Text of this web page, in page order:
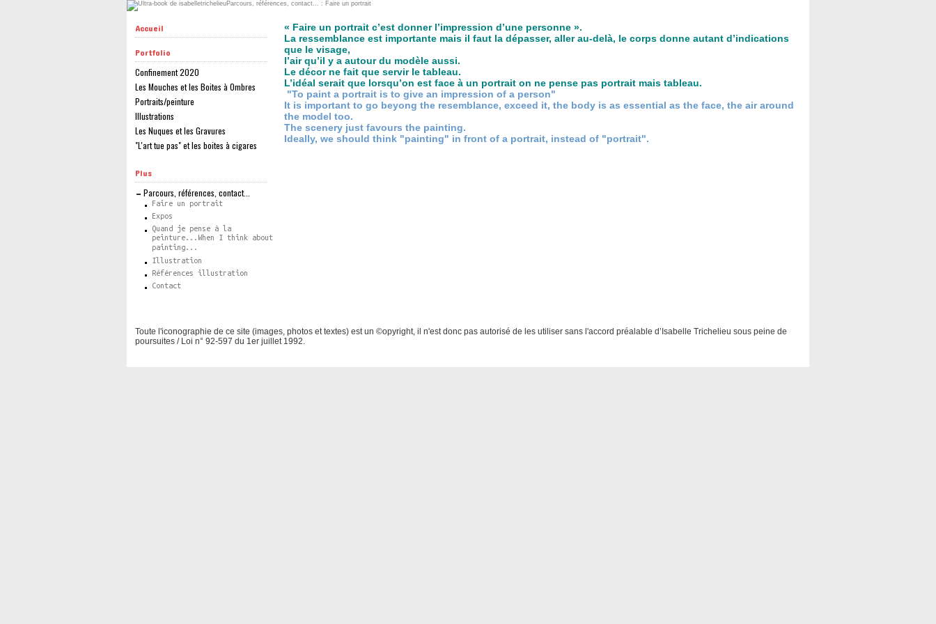
Accueil
Portfolio
Confinement 2020
Les Mouches et les Boites à Ombres
Portraits/peinture
Illustrations
Les Nuques et les Gravures
"L'art tue pas" et les boites à cigares
Plus
Parcours, références, contact...
Faire un portrait
Expos
Quand je pense à la
peinture...When I think about
painting...
Illustration
Références illustration
Contact
« Faire un portrait c’est donner l’impression d’une personne ».
La ressemblance est importante mais il faut la dépasser, aller au-delà, le corps donne autant d’indications
que le visage,
l’air qu’il y a autour du modèle aussi.
Le décor ne fait que servir le tableau.
L’idéal serait que lorsqu’on est face à un portrait on ne pense pas portrait mais tableau.
"To paint a portrait is to give an impression of a person"
It is important to go beyong the resemblance, exceed it, the body is as essential as the face, the air around
the model too.
The scenery just favours the painting.
Ideally, we should think "painting" in front of a portrait, instead of "portrait".
Toute l'iconographie de ce site (images, photos et textes) est un ©opyright, il n'est donc pas autorisé de les utiliser sans l'accord préalable d’Isabelle Trichelieu sous peine de
poursuites / Loi n° 92-597 du 1er juillet 1992.